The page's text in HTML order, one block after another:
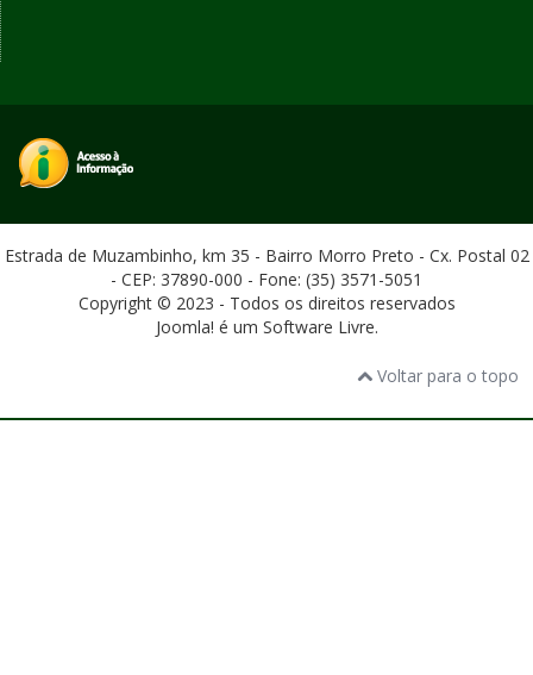
Estrada de Muzambinho, km 35 - Bairro Morro Preto - Cx. Postal 02
- CEP: 37890-000 - Fone: (35) 3571-5051
Copyright © 2023 - Todos os direitos reservados
Joomla! é um Software Livre.
Voltar para o topo